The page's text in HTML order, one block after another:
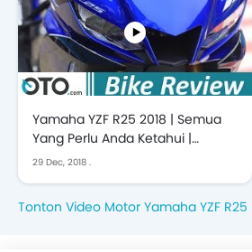
Yamaha YZF R25 2018 | Semua
Yang Perlu Anda Ketahui |
OTO.com
29 Dec, 2018 .
Tonton Video Motor Yamaha YZF R25